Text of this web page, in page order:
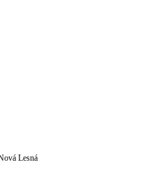
Lesná